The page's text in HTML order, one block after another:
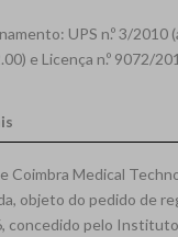
UPS n.º 3/2010
e Licença n.º 9072/
Coimbra Medical
objeto do pedido de
concedido pelo